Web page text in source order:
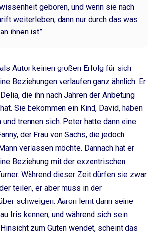
geboren, und wenn sie nach
weiterleben, dann nur durch das was
ihnen ist”
Autor keinen großen Erfolg für sich
Beziehungen verlaufen ganz ähnlich. Er
die ihn nach Jahren der Anbetung
Sie bekommen ein Kind, David, haben
trennen sich. Peter hatte dann eine
der Frau von Sachs, die jedoch
verlassen möchte. Dannach hat er
Beziehung mit der exzentrischen
Während dieser Zeit dürfen sie zwar
teilen, er aber muss in der
schweigen. Aaron lernt dann seine
Iris kennen, und während sich sein
zum Guten wendet, scheint das